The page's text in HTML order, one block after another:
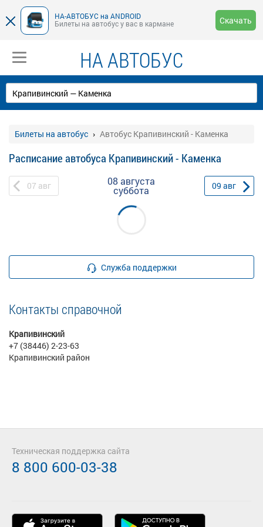
НА-АВТОБУС на ANDROID
Билеты на автобус у вас в кармане
Скачать
НА АВТОБУС
Билеты на автобус Автобус Крапивинский - Каменка
Расписание автобуса Крапивинский - Каменка
07 авг 08 августа
суббота 09 авг
Служба поддержки
Контакты справочной
Крапивинский
+7 (38446) 2-23-63
Крапивинский район
Техническая поддержка сайта
8 800 600-03-38